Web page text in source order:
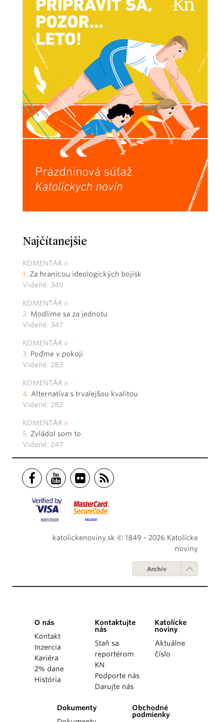
Najčítanejšie
KOMENTÁR
Za hranicou ideologických bojísk
Videné: 349
KOMENTÁR
Modlime sa za jednotu
Videné: 347
KOMENTÁR
Poďme v pokoji
Videné: 283
KOMENTÁR
Alternatíva s trvalejšou kvalitou
Videné: 282
KOMENTÁR
Zvládol som to
Videné: 247
katolickenoviny.sk © 1849 - 2026 Katolícke
noviny
Archív
O nás
Kontakt
Inzercia
Kariéra
2% dane
História
Kontaktujte
nás
Staň sa
reportérom
KN
Podporte nás
Darujte nás
Katolícke
noviny
Aktuálne
číslo
Dokumenty
Obchodné
podmienky